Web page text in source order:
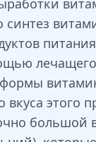
синтез
вкуса этого